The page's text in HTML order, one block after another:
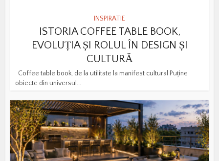
INSPIRATIE
ISTORIA COFFEE TABLE BOOK,
EVOLUȚIA ȘI ROLUL ÎN DESIGN ȘI
CULTURĂ
Coffee table book, de la utilitate la manifest cultural Puține
obiecte din universul...